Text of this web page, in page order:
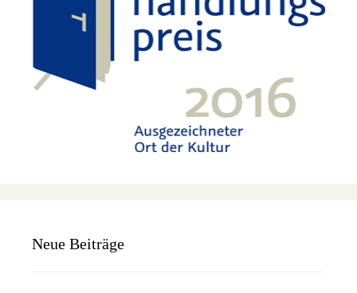
Neue Beiträge